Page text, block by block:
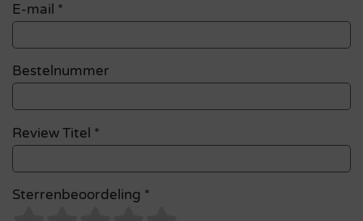
E-mail *
Bestelnummer
Review Titel *
Sterrenbeoordeling *